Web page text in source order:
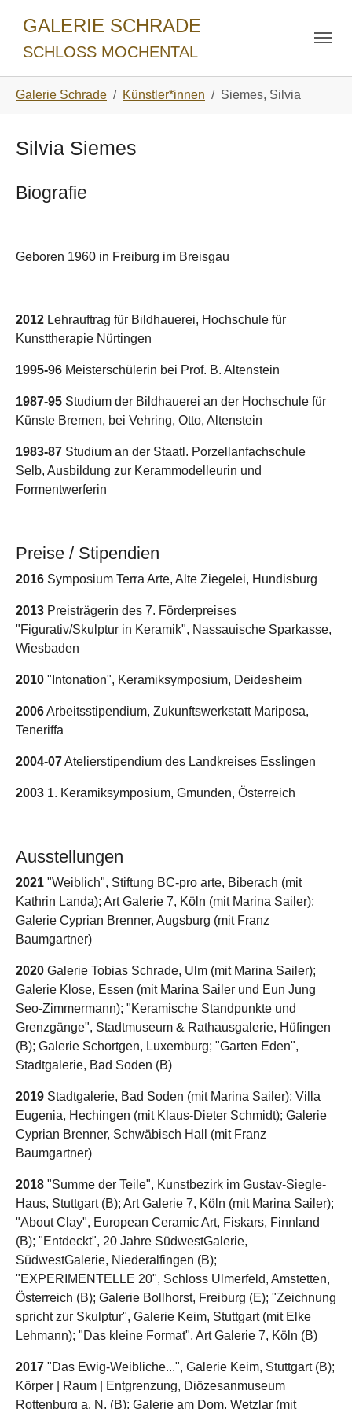
GALERIE SCHRADE
SCHLOSS MOCHENTAL
Galerie Schrade Künstler*innen Siemes, Silvia
Silvia Siemes
Biografie
Geboren 1960 in Freiburg im Breisgau
2012 Lehrauftrag für Bildhauerei, Hochschule für
Kunsttherapie Nürtingen
1995-96 Meisterschülerin bei Prof. B. Altenstein
1987-95 Studium der Bildhauerei an der Hochschule für
Künste Bremen, bei Vehring, Otto, Altenstein
1983-87 Studium an der Staatl. Porzellanfachschule
Selb, Ausbildung zur Kerammodelleurin und
Formentwerferin
Preise / Stipendien
2016 Symposium Terra Arte, Alte Ziegelei, Hundisburg
2013 Preisträgerin des 7. Förderpreises
"Figurativ/Skulptur in Keramik", Nassauische Sparkasse,
Wiesbaden
2010 "Intonation", Keramiksymposium, Deidesheim
2006Arbeitsstipendium, Zukunftswerkstatt Mariposa,
Teneriffa
2004-07Atelierstipendium des Landkreises Esslingen
2003 1. Keramiksymposium, Gmunden, Österreich
Ausstellungen
2021 "Weiblich", Stiftung BC-pro arte, Biberach (mit
Kathrin Landa); Art Galerie 7, Köln (mit Marina Sailer);
Galerie Cyprian Brenner, Augsburg (mit Franz
Baumgartner)
2020 Galerie Tobias Schrade, Ulm (mit Marina Sailer);
Galerie Klose, Essen (mit Marina Sailer und Eun Jung
Seo-Zimmermann); "Keramische Standpunkte und
Grenzgänge", Stadtmuseum & Rathausgalerie, Hüfingen
(B); Galerie Schortgen, Luxemburg; "Garten Eden",
Stadtgalerie, Bad Soden (B)
2019 Stadtgalerie, Bad Soden (mit Marina Sailer); Villa
Eugenia, Hechingen (mit Klaus-Dieter Schmidt); Galerie
Cyprian Brenner, Schwäbisch Hall (mit Franz
Baumgartner)
2018 "Summe der Teile", Kunstbezirk im Gustav-Siegle-
Haus, Stuttgart (B); Art Galerie 7, Köln (mit Marina Sailer);
"About Clay", European Ceramic Art, Fiskars, Finnland
(B); "Entdeckt", 20 Jahre SüdwestGalerie,
SüdwestGalerie, Niederalfingen (B);
"EXPERIMENTELLE 20", Schloss Ulmerfeld, Amstetten,
Österreich (B); Galerie Bollhorst, Freiburg (E); "Zeichnung
spricht zur Skulptur", Galerie Keim, Stuttgart (mit Elke
Lehmann); "Das kleine Format", Art Galerie 7, Köln (B)
2017 "Das Ewig-Weibliche...", Galerie Keim, Stuttgart (B);
Körper | Raum | Entgrenzung, Diözesanmuseum
Rottenburg a. N. (B); Galerie am Dom, Wetzlar (mit